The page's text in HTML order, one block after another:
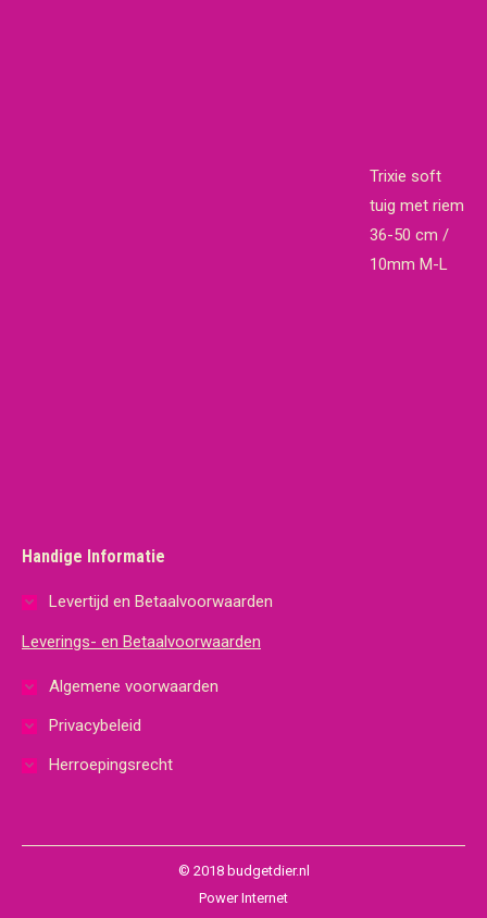
Trixie soft
tuig met riem
36-50 cm /
10mm M-L
Handige Informatie
Levertijd en Betaalvoorwaarden
Leverings- en Betaalvoorwaarden
Algemene voorwaarden
Privacybeleid
Herroepingsrecht
© 2018 budgetdier.nl
Power Internet